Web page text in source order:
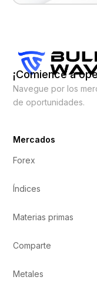
¡Comience a
Navegue por los
de oportunidades.
Mercados
Forex
Índices
Materias primas
Comparte
Metales